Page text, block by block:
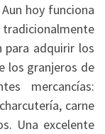
hoy funciona
tradicionalmente
para adquirir los
los granjeros de
mercancías:
carne
Una excelente